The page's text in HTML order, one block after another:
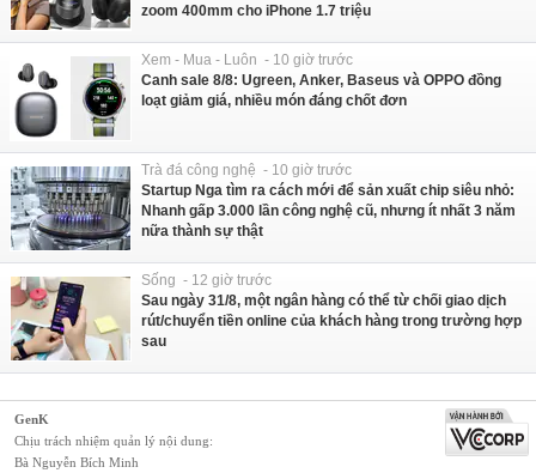
zoom 400mm cho iPhone 1.7 triệu
Xem - Mua - Luôn - 10 giờ trước
Canh sale 8/8: Ugreen, Anker, Baseus và OPPO đồng
loạt giảm giá, nhiều món đáng chốt đơn
Trà đá công nghệ - 10 giờ trước
Startup Nga tìm ra cách mới để sản xuất chip siêu nhỏ:
Nhanh gấp 3.000 lần công nghệ cũ, nhưng ít nhất 3 năm
nữa thành sự thật
Sống - 12 giờ trước
Sau ngày 31/8, một ngân hàng có thể từ chối giao dịch
rút/chuyển tiền online của khách hàng trong trường hợp
sau
GenK
Chịu trách nhiệm quản lý nội dung:
Bà Nguyễn Bích Minh